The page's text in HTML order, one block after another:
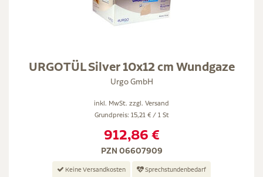
URGOTÜL Silver 10x12 cm Wundgaze
Urgo GmbH
inkl. MwSt. zzgl. Versand
Grundpreis: 15,21 € / 1 St
912,86 €
PZN 06607909
Keine Versandkosten Sprechstundenbedarf